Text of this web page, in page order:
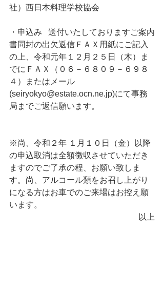
社）西日本料理学校協会
・申込み   送付いたしておりますご案内
書同封の出欠返信ＦＡＸ用紙にご記入
の上、令和元年１２月２５日（木）ま
でにＦＡＸ（０６－６８０９－６９８
４）またはメール
(seiryokyo@estate.ocn.ne.jp)にて事務
局までご返信願います。
※尚、令和２年 １月１０日（金）以降
の申込取消は全額徴収させていただき
ますのでご了承の程、お願い致しま
す。尚、アルコール類をお召し上がり
になる方はお車でのご来場はお控え願
います。
以上